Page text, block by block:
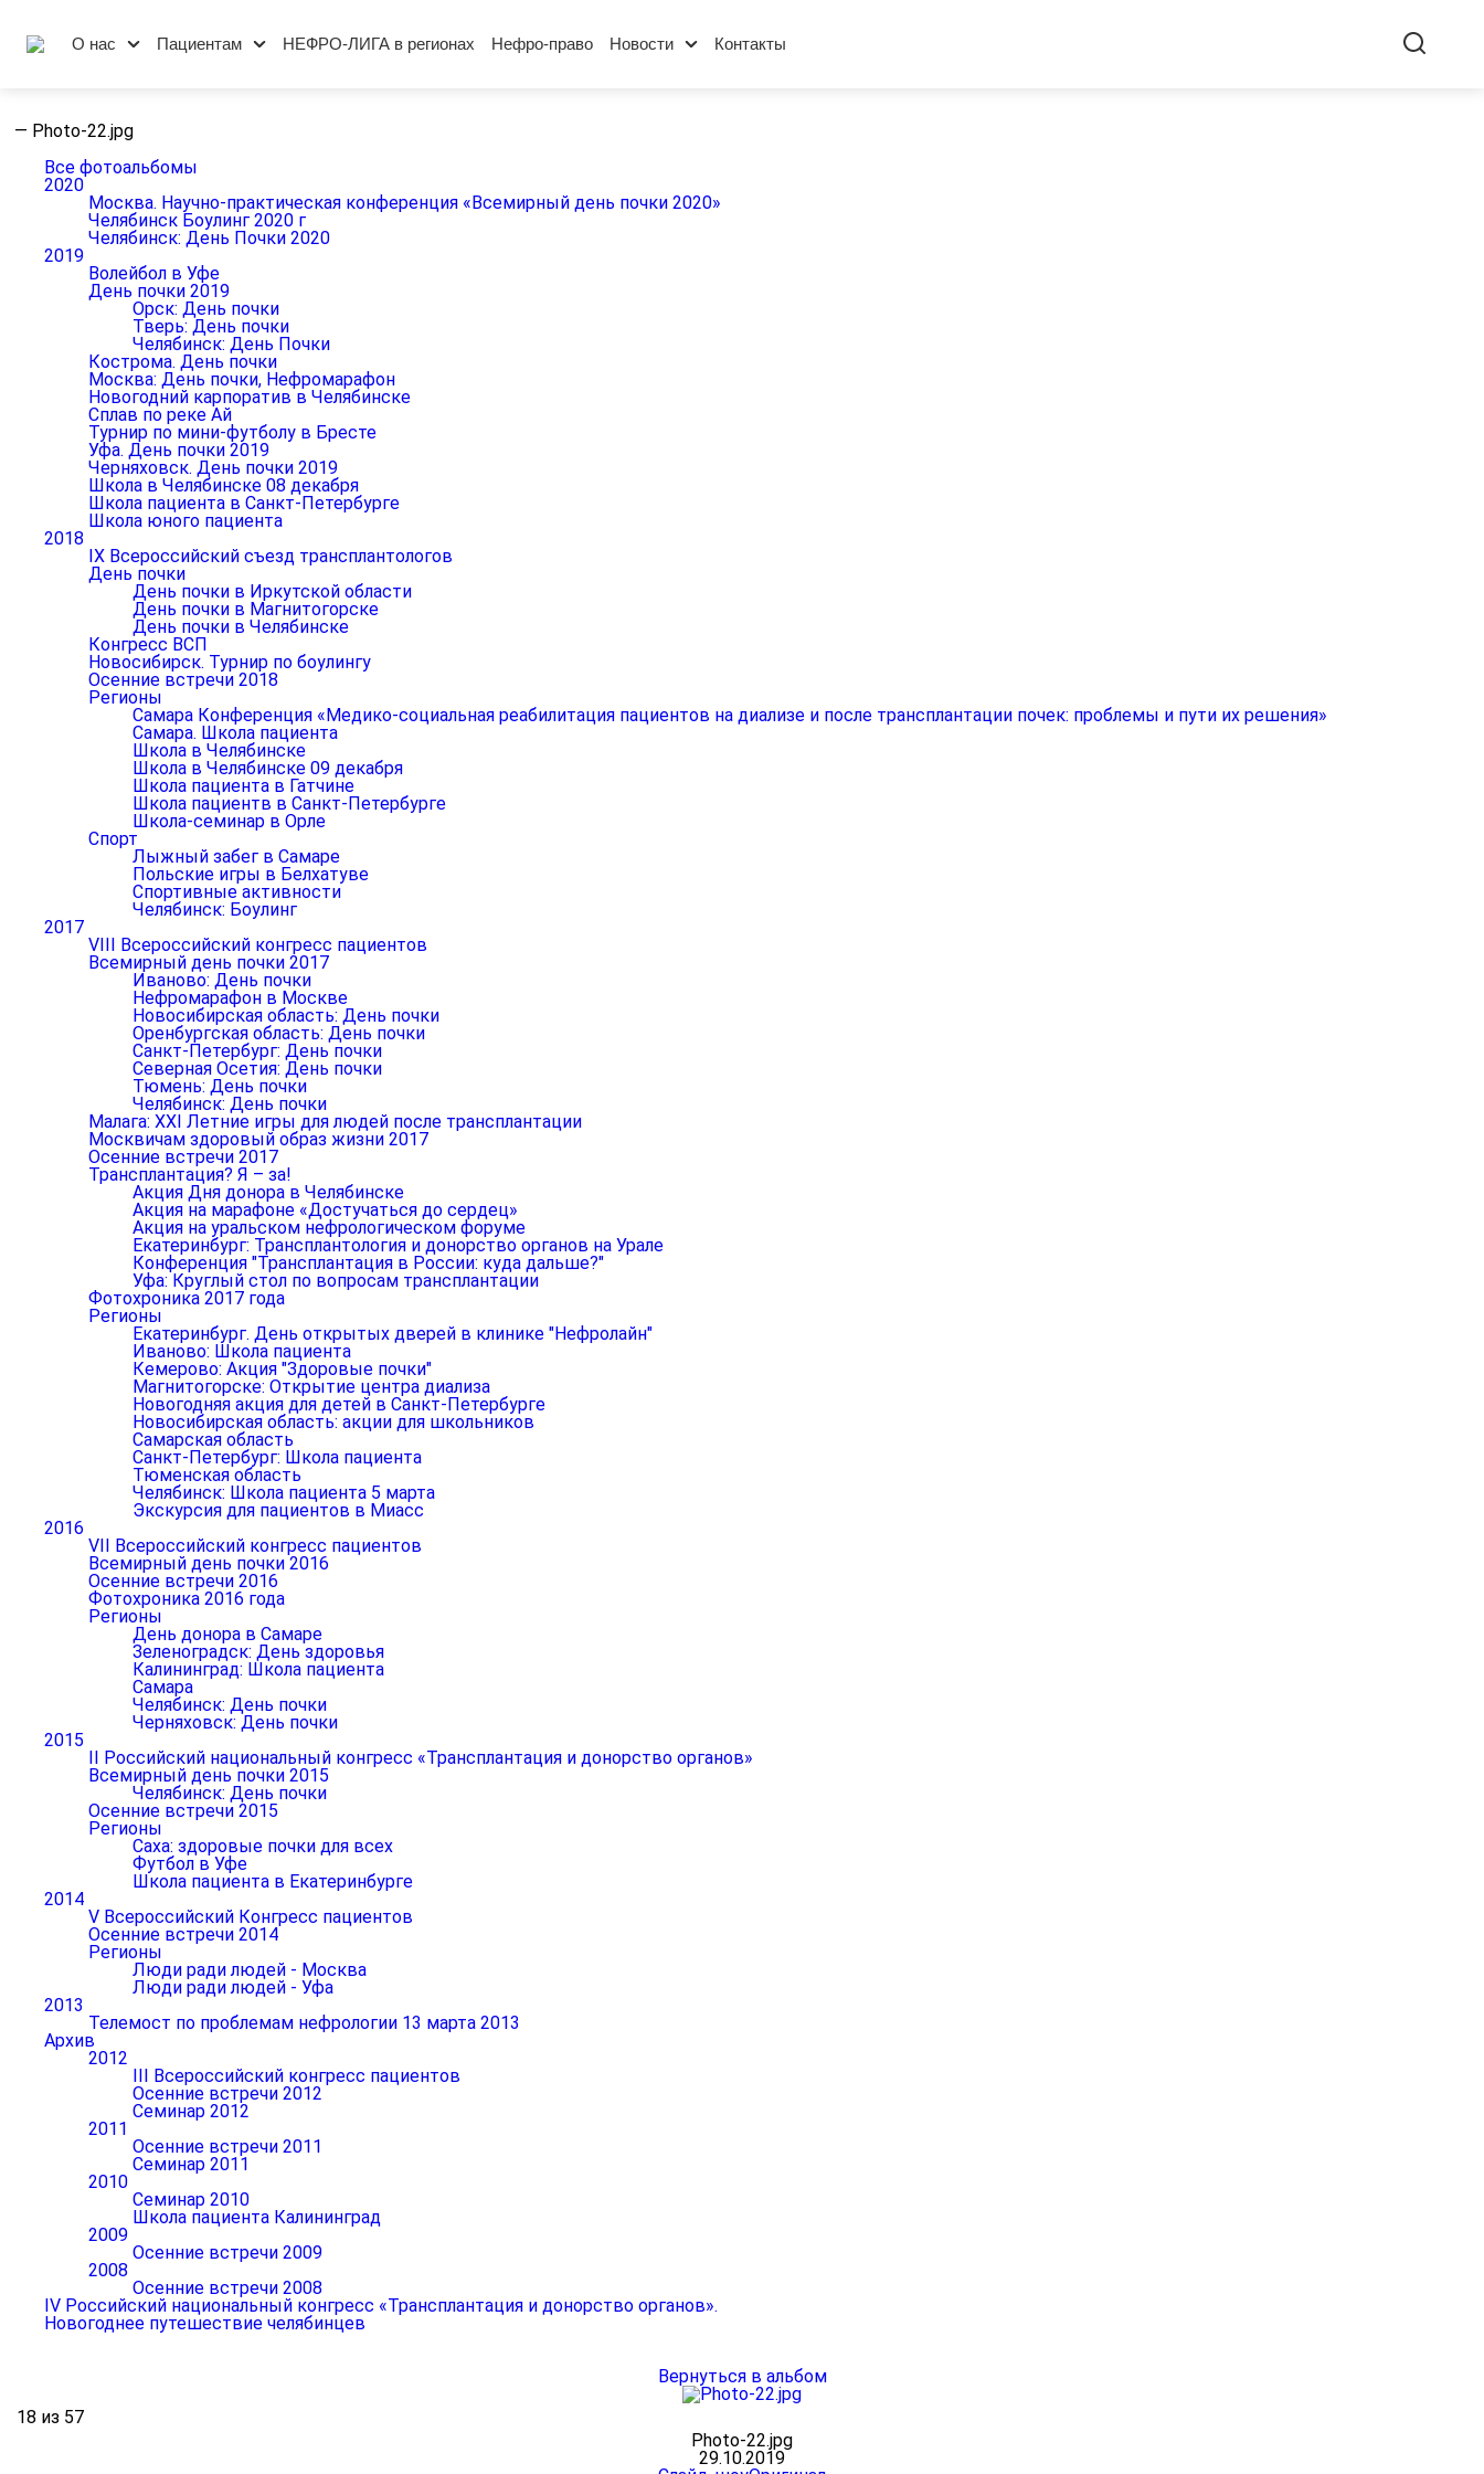
О нас Пациентам НЕФРО-ЛИГА в регионах Нефро-право Новости Контакты
— Photo-22.jpg
Все фотоальбомы
2020
Москва. Научно-практическая конференция «Всемирный день почки 2020»
Челябинск Боулинг 2020 г
Челябинск: День Почки 2020
2019
Волейбол в Уфе
День почки 2019
Орск: День почки
Тверь: День почки
Челябинск: День Почки
Кострома. День почки
Москва: День почки, Нефромарафон
Новогодний карпоратив в Челябинске
Сплав по реке Ай
Турнир по мини-футболу в Бресте
Уфа. День почки 2019
Черняховск. День почки 2019
Школа в Челябинске 08 декабря
Школа пациента в Санкт-Петербурге
Школа юного пациента
2018
IX Всероссийский съезд трансплантологов
День почки
День почки в Иркутской области
День почки в Магнитогорске
День почки в Челябинске
Конгресс ВСП
Новосибирск. Турнир по боулингу
Осенние встречи 2018
Регионы
Самара Конференция «Медико-социальная реабилитация пациентов на диализе и после трансплантации почек: проблемы и пути их решения»
Самара. Школа пациента
Школа в Челябинске
Школа в Челябинске 09 декабря
Школа пациента в Гатчине
Школа пациентв в Санкт-Петербурге
Школа-семинар в Орле
Спорт
Лыжный забег в Самаре
Польские игры в Белхатуве
Спортивные активности
Челябинск: Боулинг
2017
VIII Всероссийский конгресс пациентов
Всемирный день почки 2017
Иваново: День почки
Нефромарафон в Москве
Новосибирская область: День почки
Оренбургская область: День почки
Санкт-Петербург: День почки
Северная Осетия: День почки
Тюмень: День почки
Челябинск: День почки
Малага: XXI Летние игры для людей после трансплантации
Москвичам здоровый образ жизни 2017
Осенние встречи 2017
Трансплантация? Я – за!
Акция Дня донора в Челябинске
Акция на марафоне «Достучаться до сердец»
Акция на уральском нефрологическом форуме
Екатеринбург: Трансплантология и донорство органов на Урале
Конференция "Трансплантация в России: куда дальше?"
Уфа: Круглый стол по вопросам трансплантации
Фотохроника 2017 года
Регионы
Екатеринбург. День открытых дверей в клинике "Нефролайн"
Иваново: Школа пациента
Кемерово: Акция "Здоровые почки"
Магнитогорске: Открытие центра диализа
Новогодняя акция для детей в Санкт-Петербурге
Новосибирская область: акции для школьников
Самарская область
Санкт-Петербург: Школа пациента
Тюменская область
Челябинск: Школа пациента 5 марта
Экскурсия для пациентов в Миасс
2016
VII Всероссийский конгресс пациентов
Всемирный день почки 2016
Осенние встречи 2016
Фотохроника 2016 года
Регионы
День донора в Самаре
Зеленоградск: День здоровья
Калининград: Школа пациента
Самара
Челябинск: День почки
Черняховск: День почки
2015
II Российский национальный конгресс «Трансплантация и донорство органов»
Всемирный день почки 2015
Челябинск: День почки
Осенние встречи 2015
Регионы
Саха: здоровые почки для всех
Футбол в Уфе
Школа пациента в Екатеринбурге
2014
V Всероссийский Конгресс пациентов
Осенние встречи 2014
Регионы
Люди ради людей - Москва
Люди ради людей - Уфа
2013
Телемост по проблемам нефрологии 13 марта 2013
Архив
2012
III Всероссийский конгресс пациентов
Осенние встречи 2012
Семинар 2012
2011
Осенние встречи 2011
Семинар 2011
2010
Семинар 2010
Школа пациента Калининград
2009
Осенние встречи 2009
2008
Осенние встречи 2008
IV Российский национальный конгресс «Трансплантация и донорство органов».
Новогоднее путешествие челябинцев
Вернуться в альбом
18 из 57
Photo-22.jpg
29.10.2019